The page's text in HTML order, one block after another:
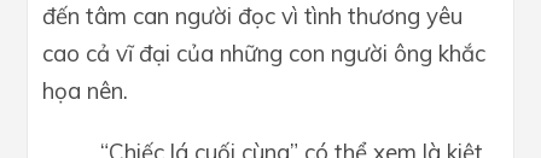
đến tâm can người đọc vì tình thương yêu
cao cả vĩ đại của những con người ông khắc
họa nên.
“Chiếc lá cuối cùng” có thể xem là kiệt